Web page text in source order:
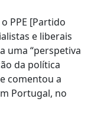
PPE [Partido
e liberais
uma “perspetiva
da política
comentou a
Portugal, no